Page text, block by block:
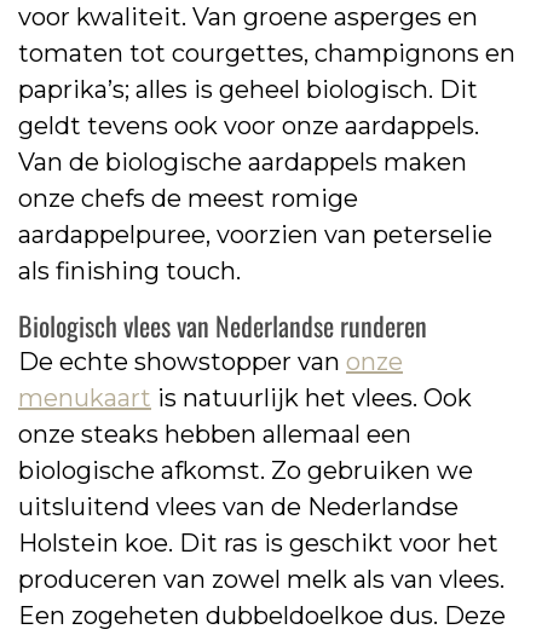
voor kwaliteit. Van groene asperges en
tomaten tot courgettes, champignons en
paprika’s; alles is geheel biologisch. Dit
geldt tevens ook voor onze aardappels.
Van de biologische aardappels maken
onze chefs de meest romige
aardappelpuree, voorzien van peterselie
als finishing touch.
Biologisch vlees van Nederlandse runderen
De echte showstopper van onze
menukaart is natuurlijk het vlees. Ook
onze steaks hebben allemaal een
biologische afkomst. Zo gebruiken we
uitsluitend vlees van de Nederlandse
Holstein koe. Dit ras is geschikt voor het
produceren van zowel melk als van vlees.
Een zogeheten dubbeldoelkoe dus. Deze